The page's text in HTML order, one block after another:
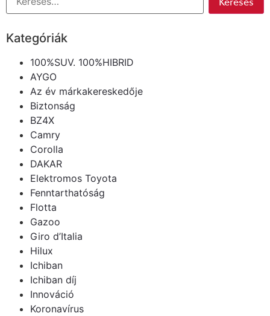
Kategóriák
100%SUV. 100%HIBRID
AYGO
Az év márkakereskedője
Biztonság
BZ4X
Camry
Corolla
DAKAR
Elektromos Toyota
Fenntarthatóság
Flotta
Gazoo
Giro d’Italia
Hilux
Ichiban
Ichiban díj
Innováció
Koronavírus